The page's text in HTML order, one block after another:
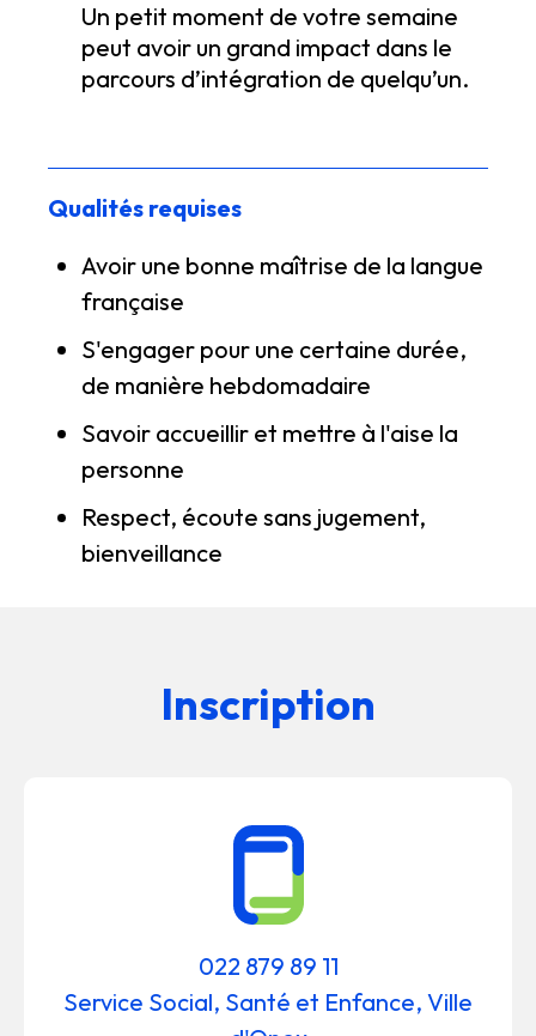
Un petit moment de votre semaine
peut avoir un grand impact dans le
parcours d’intégration de quelqu’un.
Qualités requises
Avoir une bonne maîtrise de la langue
française
S'engager pour une certaine durée,
de manière hebdomadaire
Savoir accueillir et mettre à l'aise la
personne
Respect, écoute sans jugement,
bienveillance
Inscription
022 879 89 11
Service Social, Santé et Enfance, Ville